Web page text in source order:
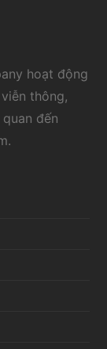
hoạt động
thông,
đến